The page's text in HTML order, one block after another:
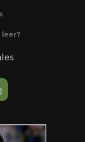
leer?